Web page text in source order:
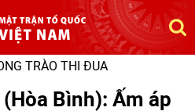
TRÀO THI ĐUA
Bình): Ấm áp